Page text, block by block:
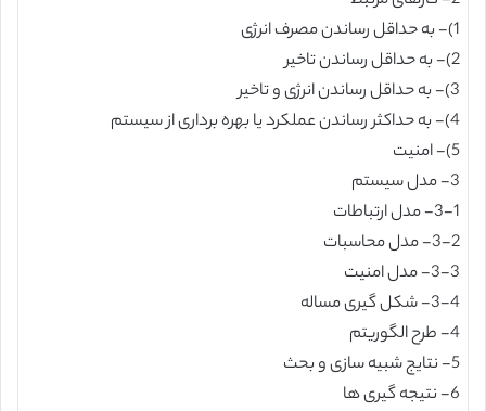
1)- به حداقل رساندن مصرف انرژی
2)- به حداقل رساندن تاخیر
3)- به حداقل رساندن انرژی و تاخیر
4)- به حداکثر رساندن عملکرد یا بهره برداری از سیستم
5)- امنیت
3- مدل سیستم
3-1- مدل ارتباطات
3-2- مدل محاسبات
3-3- مدل امنیت
3-4- شکل گیری مساله
4- طرح الگوریتم
5- نتایج شبیه سازی و بحث
6- نتیجه گیری ها